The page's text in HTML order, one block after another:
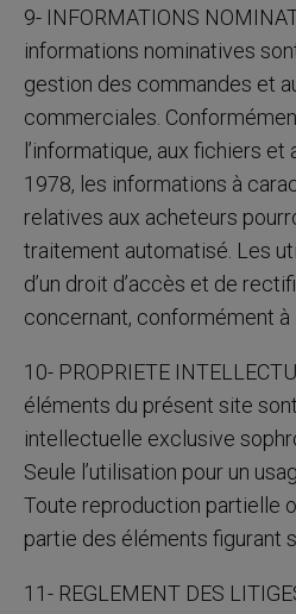
9- INFORMATIONS
informations nominatives
gestion des commandes et
commerciales.
l’informatique, aux fichiers
1978, les informations à
relatives aux acheteurs
traitement automatisé. Les
d’un droit d’accès et de
concernant, conformément à
10- PROPRIETE
éléments du présent site
intellectuelle exclusive
Seule l’utilisation pour un
Toute reproduction partielle
partie des éléments figurant
11- REGLEMENT DES